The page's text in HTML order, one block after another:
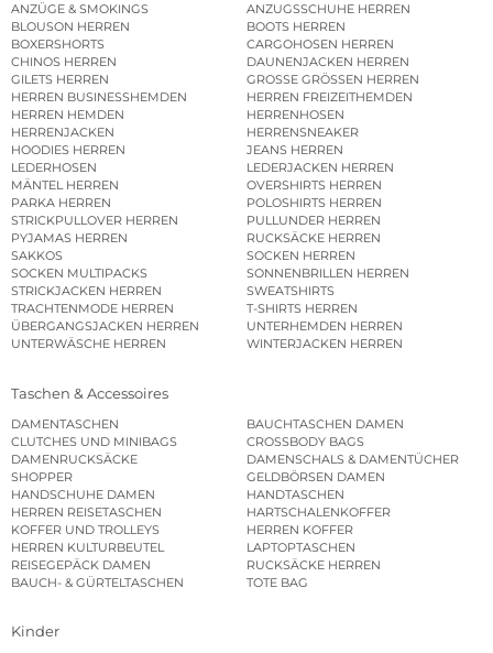
ANZÜGE & SMOKINGS
ANZUGSSCHUHE HERREN
BLOUSON HERREN
BOOTS HERREN
BOXERSHORTS
CARGOHOSEN HERREN
CHINOS HERREN
DAUNENJACKEN HERREN
GILETS HERREN
GROSSE GRÖSSEN HERREN
HERREN BUSINESSHEMDEN
HERREN FREIZEITHEMDEN
HERREN HEMDEN
HERRENHOSEN
HERRENJACKEN
HERRENSNEAKER
HOODIES HERREN
JEANS HERREN
LEDERHOSEN
LEDERJACKEN HERREN
MÄNTEL HERREN
OVERSHIRTS HERREN
PARKA HERREN
POLOSHIRTS HERREN
STRICKPULLOVER HERREN
PULLUNDER HERREN
PYJAMAS HERREN
RUCKSÄCKE HERREN
SAKKOS
SOCKEN HERREN
SOCKEN MULTIPACKS
SONNENBRILLEN HERREN
STRICKJACKEN HERREN
SWEATSHIRTS
TRACHTENMODE HERREN
T-SHIRTS HERREN
ÜBERGANGSJACKEN HERREN
UNTERHEMDEN HERREN
UNTERWÄSCHE HERREN
WINTERJACKEN HERREN
Taschen & Accessoires
DAMENTASCHEN
BAUCHTASCHEN DAMEN
CLUTCHES UND MINIBAGS
CROSSBODY BAGS
DAMENRUCKSÄCKE
DAMENSCHALS & DAMENTÜCHER
SHOPPER
GELDBÖRSEN DAMEN
HANDSCHUHE DAMEN
HANDTASCHEN
HERREN REISETASCHEN
HARTSCHALENKOFFER
KOFFER UND TROLLEYS
HERREN KOFFER
HERREN KULTURBEUTEL
LAPTOPTASCHEN
REISEGEPÄCK DAMEN
RUCKSÄCKE HERREN
BAUCH- & GÜRTELTASCHEN
TOTE BAG
Kinder